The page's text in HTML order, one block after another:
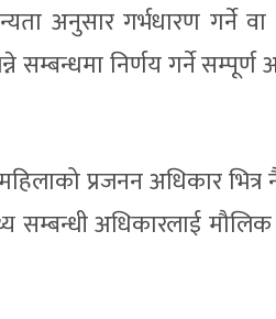
अनुसार गर्भधारण गर्ने वा
निर्णय गर्ने सम्पूर्ण
प्रजनन अधिकार भित्र
सम्बन्धी अधिकारलाई